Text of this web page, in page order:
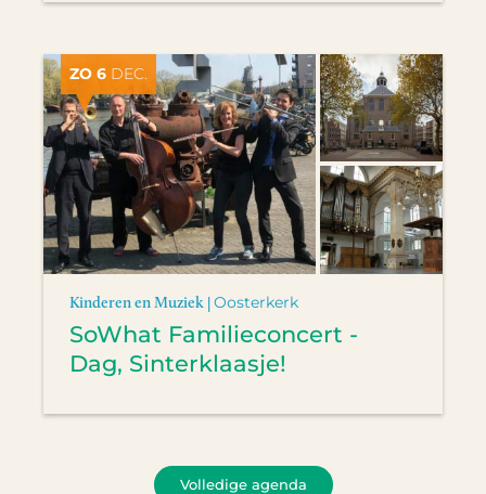
ZO 6 DEC.
Kinderen en Muziek |Oosterkerk
SoWhat Familieconcert -
Dag, Sinterklaasje!
Volledige agenda